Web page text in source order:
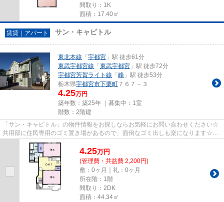
間取り：1K
面積：17.40㎡
賃貸｜アパート サン・キャピトル
東北本線 「 宇都宮 」駅 徒歩61分
東武宇都宮線 「 東武宇都宮 」駅 徒歩72分
宇都宮芳賀ライト線 「 峰 」駅 徒歩53分
栃木県宇都宮市下栗町 ７６７－３
4.25万円
築年数：築25年 ｜募集中： 1室
階数：2階建
「サン・キャピトル」の物件情報をお探しならお気軽にお問い合わせください☆
共用部に住民専用のゴミ置き場があるので、面倒なゴミ出しも楽になります☆こ
ちらの物件はアパートです☆宇都...
4.25万円
(管理費・共益費 2,200円)
敷：0ヶ月｜礼：0ヶ月
所在階：1階
間取り：2DK
面積：44.34㎡